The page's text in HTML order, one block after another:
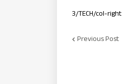
3/TECH/col-right
Previous Post